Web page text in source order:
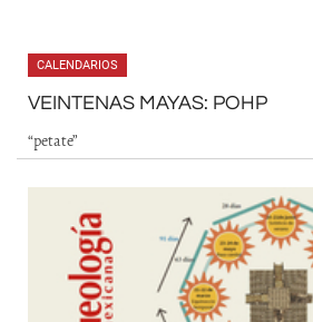
CALENDARIOS
VEINTENAS MAYAS: POHP
“petate”